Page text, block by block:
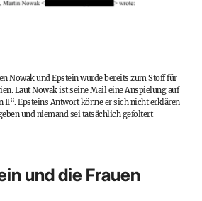
Nowak und Epstein wurde bereits zum Stoff für
Laut Nowak ist seine Mail eine Anspielung auf
II“. Epsteins Antwort könne er sich nicht erklären
und niemand sei tatsächlich gefoltert
und die Frauen